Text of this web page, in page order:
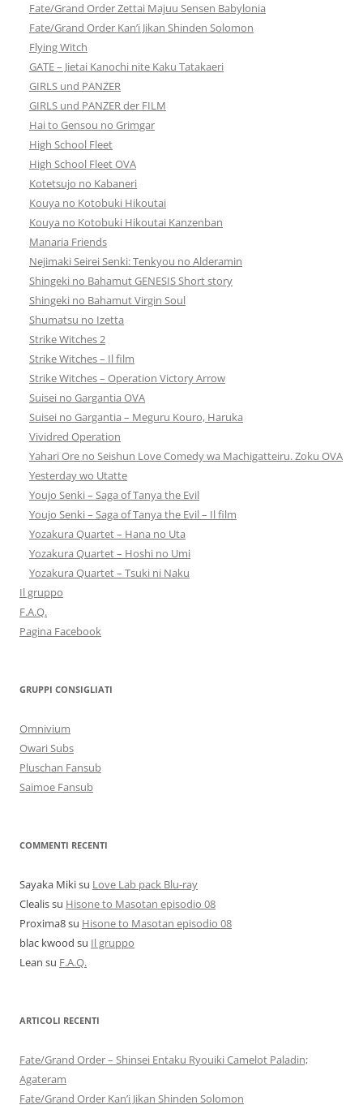
Fate/Grand Order Zettai Majuu Sensen Babylonia
Fate/Grand Order Kan’i Jikan Shinden Solomon
Flying Witch
GATE – Jietai Kanochi nite Kaku Tatakaeri
GIRLS und PANZER
GIRLS und PANZER der FILM
Hai to Gensou no Grimgar
High School Fleet
High School Fleet OVA
Kotetsujo no Kabaneri
Kouya no Kotobuki Hikoutai
Kouya no Kotobuki Hikoutai Kanzenban
Manaria Friends
Nejimaki Seirei Senki: Tenkyou no Alderamin
Shingeki no Bahamut GENESIS Short story
Shingeki no Bahamut Virgin Soul
Shumatsu no Izetta
Strike Witches 2
Strike Witches – Il film
Strike Witches – Operation Victory Arrow
Suisei no Gargantia OVA
Suisei no Gargantia – Meguru Kouro, Haruka
Vividred Operation
Yahari Ore no Seishun Love Comedy wa Machigatteiru. Zoku OVA
Yesterday wo Utatte
Youjo Senki – Saga of Tanya the Evil
Youjo Senki – Saga of Tanya the Evil – Il film
Yozakura Quartet – Hana no Uta
Yozakura Quartet – Hoshi no Umi
Yozakura Quartet – Tsuki ni Naku
Il gruppo
F.A.Q.
Pagina Facebook
GRUPPI CONSIGLIATI
Omnivium
Owari Subs
Pluschan Fansub
Saimoe Fansub
COMMENTI RECENTI
Sayaka Mikisu Love Lab pack Blu-ray
Clealissu Hisone to Masotan episodio 08
Proxima8su Hisone to Masotan episodio 08
blac kwood su Il gruppo
Lean su F.A.Q.
ARTICOLI RECENTI
Fate/Grand Order – Shinsei Entaku Ryouiki Camelot Paladin;
Agateram
Fate/Grand Order Kan’i Jikan Shinden Solomon